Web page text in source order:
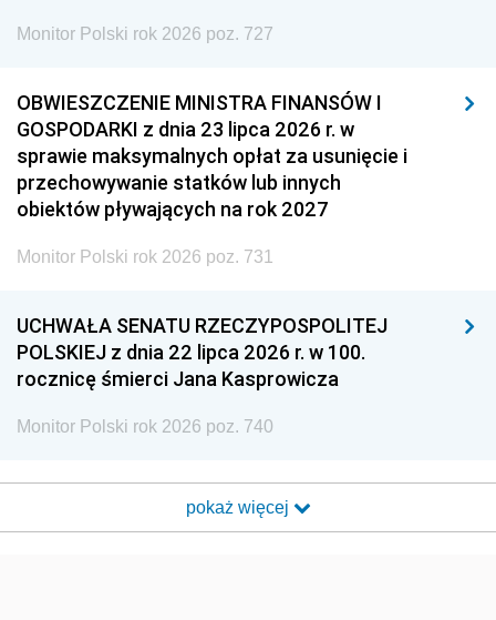
Monitor Polski rok 2026 poz. 727
OBWIESZCZENIE MINISTRA FINANSÓW I
GOSPODARKI z dnia 23 lipca 2026 r. w
sprawie maksymalnych opłat za usunięcie i
przechowywanie statków lub innych
obiektów pływających na rok 2027
Monitor Polski rok 2026 poz. 731
UCHWAŁA SENATU RZECZYPOSPOLITEJ
POLSKIEJ z dnia 22 lipca 2026 r. w 100.
rocznicę śmierci Jana Kasprowicza
Monitor Polski rok 2026 poz. 740
pokaż więcej